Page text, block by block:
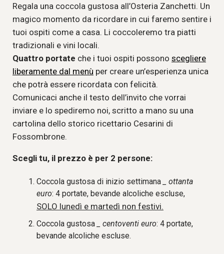
Regala una coccola gustosa all’Osteria Zanchetti. Un
magico momento da ricordare in cui faremo sentire i
tuoi ospiti come a casa. Li coccoleremo tra piatti
tradizionali e vini locali.
Quattro portate che i tuoi ospiti possono scegliere
liberamente dal menù per creare un’esperienza unica
che potrà essere ricordata con felicità.
Comunicaci anche il testo dell’invito che vorrai
inviare e lo spediremo noi, scritto a mano su una
cartolina dello storico ricettario Cesarini di
Fossombrone.
Scegli tu, il prezzo è per 2 persone:
Coccola gustosa di inizio settimana
_ ottanta
euro: 4 portate, bevande alcoliche escluse,
SOLO lunedì e martedì non festivi.
Coccola gustosa _ centoventi euro: 4 portate,
bevande alcoliche escluse.